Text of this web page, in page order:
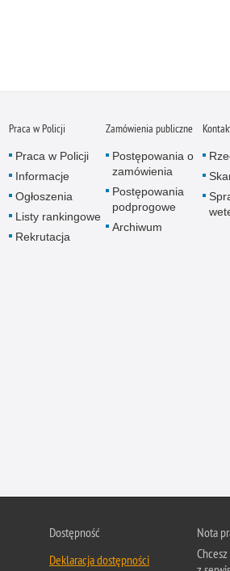
Praca w Policji
Praca w Policji
Informacje
Ogłoszenia
Listy rankingowe
Rekrutacja
Zamówienia publiczne
Postępowania o
zamówienia
Postępowania
podprogowe
Archiwum
Dostępność
Deklaracja dostępności
Nota